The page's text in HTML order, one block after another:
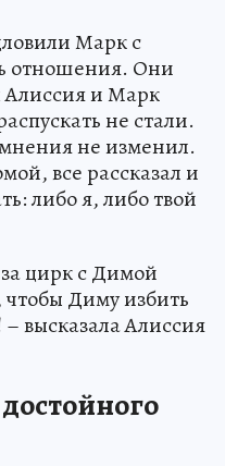
Марк с
отношения. Они
Алиссия и Марк
не стали.
не изменил.
все рассказал и
либо я, либо твой
цирк с Димой
чтобы Диму избить
высказала Алиссия